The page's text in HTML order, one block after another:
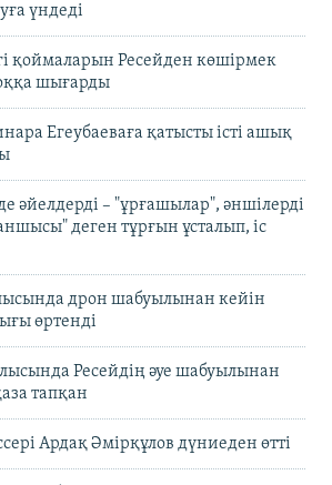
үндеді
қоймаларын Ресейден көшірмек
шығарды
Егеубаеваға қатысты істі ашық
әйелдерді – "ұрғашылар", әншілерді
деген тұрғын ұсталып, іс
дрон шабуылынан кейін
өртенді
Ресейдің әуе шабуылынан
тапқан
Ардақ Әмірқұлов дүниеден өтті